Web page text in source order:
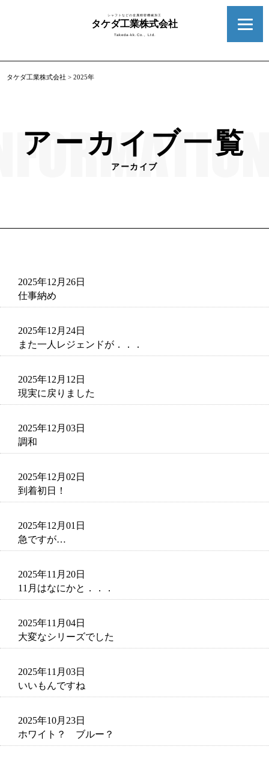
シャフトなどの金属精密機械加工
タケダ工業株式会社
Takeda-kk.Co., Ltd.
タケダ工業株式会社 >2025年
アーカイブ一覧
アーカイブ
2025年12月26日
仕事納め
2025年12月24日
また一人レジェンドが．．．
2025年12月12日
現実に戻りました
2025年12月03日
調和
2025年12月02日
到着初日！
2025年12月01日
急ですが…
2025年11月20日
11月はなにかと．．．
2025年11月04日
大変なシリーズでした
2025年11月03日
いいもんですね
2025年10月23日
ホワイト？ ブルー？